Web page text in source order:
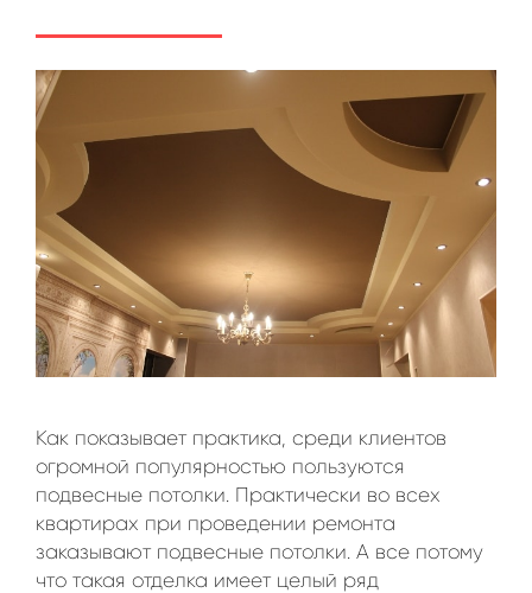
Как показывает практика, среди клиентов
огромной популярностью пользуются
подвесные потолки. Практически во всех
квартирах при проведении ремонта
заказывают подвесные потолки. А все потому
что такая отделка имеет целый ряд